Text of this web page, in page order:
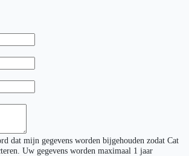
dat mijn gegevens worden bijgehouden zodat Cat
Uw gegevens worden maximaal 1 jaar